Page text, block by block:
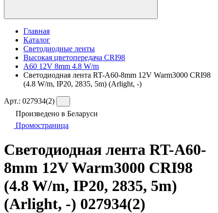
Главная
Каталог
Светодиодные ленты
Высокая цветопередача CRI98
A60 12V 8mm 4.8 W/m
Светодиодная лента RT-A60-8mm 12V Warm3000 CRI98
(4.8 W/m, IP20, 2835, 5m) (Arlight, -)
Арт.: 027934(2)
Произведено в Беларуси
Промостраница
Светодиодная лента RT-A60-
8mm 12V Warm3000 CRI98
(4.8 W/m, IP20, 2835, 5m)
(Arlight, -) 027934(2)